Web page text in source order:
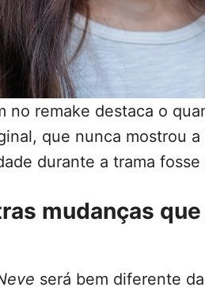
no remake destaca o
que nunca mostrou
durante a trama fosse
mudanças
será bem diferente